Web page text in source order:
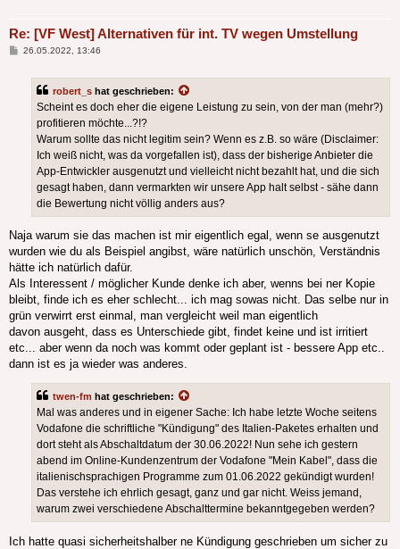
Re: [VF West] Alternativen für int. TV wegen Umstellung
Beitrag
26.05.2022, 13:46
robert_s hat geschrieben:
Scheint es doch eher die eigene Leistung zu sein, von der man (mehr?)
profitieren möchte...?!?
Warum sollte das nicht legitim sein? Wenn es z.B. so wäre (Disclaimer:
Ich weiß nicht, was da vorgefallen ist), dass der bisherige Anbieter die
App-Entwickler ausgenutzt und vielleicht nicht bezahlt hat, und die sich
gesagt haben, dann vermarkten wir unsere App halt selbst - sähe dann
die Bewertung nicht völlig anders aus?
Naja warum sie das machen ist mir eigentlich egal, wenn se ausgenutzt
wurden wie du als Beispiel angibst, wäre natürlich unschön, Verständnis
hätte ich natürlich dafür.
Als Interessent / möglicher Kunde denke ich aber, wenns bei ner Kopie
bleibt, finde ich es eher schlecht... ich mag sowas nicht. Das selbe nur in
grün verwirrt erst einmal, man vergleicht weil man eigentlich
davon ausgeht, dass es Unterschiede gibt, findet keine und ist irritiert
etc... aber wenn da noch was kommt oder geplant ist - bessere App etc..
dann ist es ja wieder was anderes.
twen-fm hat geschrieben:
Mal was anderes und in eigener Sache: Ich habe letzte Woche seitens
Vodafone die schriftliche "Kündigung" des Italien-Paketes erhalten und
dort steht als Abschaltdatum der 30.06.2022! Nun sehe ich gestern
abend im Online-Kundenzentrum der Vodafone "Mein Kabel", dass die
italienischsprachigen Programme zum 01.06.2022 gekündigt wurden!
Das verstehe ich ehrlich gesagt, ganz und gar nicht. Weiss jemand,
warum zwei verschiedene Abschalttermine bekanntgegeben werden?
Ich hatte quasi sicherheitshalber ne Kündigung geschrieben um sicher zu